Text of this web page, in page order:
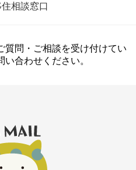
相談窓口
質問・ご相談を受け付けてい
い合わせください。